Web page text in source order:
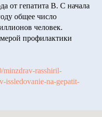
от гепатита B. С начала
общее число
человек.
профилактики
minzdrav-rasshiril-
issledovanie-na-gepatit-